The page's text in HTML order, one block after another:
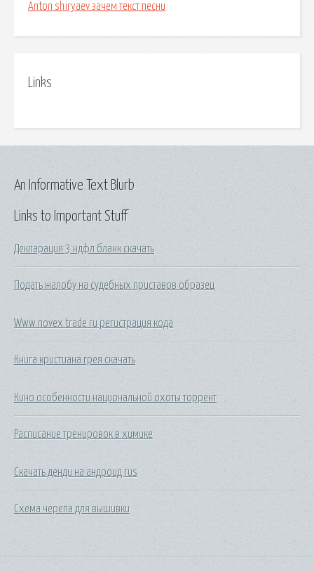
Anton shiryaev зачем текст песни
Links
Links to Important Stuff
Декларация 3 ндфл бланк скачать
Подать жалобу на судебных приставов образец
Www novex trade ru регистрация кода
Книга кристиана грея скачать
Кино особенности национальной охоты торрент
Расписание тренировок в химике
Скачать денди на андроид rus
Схема черепа для вышивки
An Informative Text Blurb